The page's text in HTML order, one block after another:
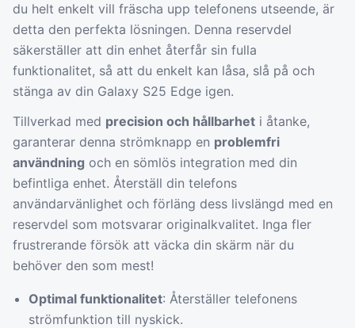
du helt enkelt vill fräscha upp telefonens utseende, är
detta den perfekta lösningen. Denna reservdel
säkerställer att din enhet återfår sin fulla
funktionalitet, så att du enkelt kan låsa, slå på och
stänga av din Galaxy S25 Edge igen.
Tillverkad med precision och hållbarhet i åtanke,
garanterar denna strömknapp en problemfri
användning och en sömlös integration med din
befintliga enhet. Återställ din telefons
användarvänlighet och förläng dess livslängd med en
reservdel som motsvarar originalkvalitet. Inga fler
frustrerande försök att väcka din skärm när du
behöver den som mest!
Optimal funktionalitet: Återställer telefonens
strömfunktion till nyskick.